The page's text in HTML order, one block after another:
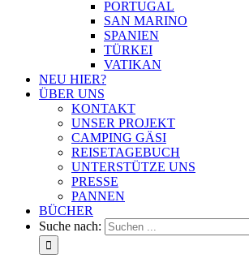
PORTUGAL
SAN MARINO
SPANIEN
TÜRKEI
VATIKAN
NEU HIER?
ÜBER UNS
KONTAKT
UNSER PROJEKT
CAMPING GÄSI
REISETAGEBUCH
UNTERSTÜTZE UNS
PRESSE
PANNEN
BÜCHER
Suche nach: